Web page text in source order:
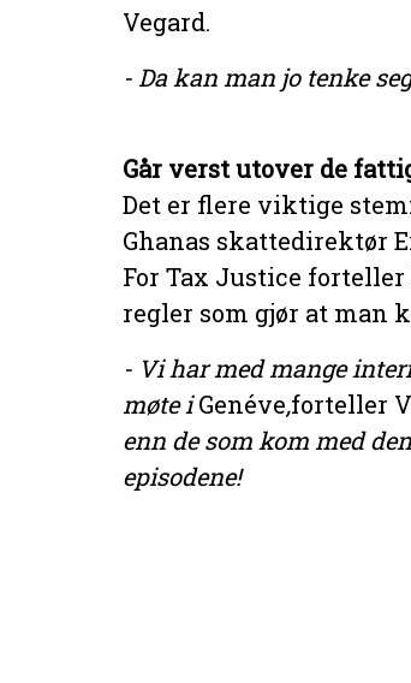
Vegard.
- Da kan man jo tenke
Går verst utover de
Det er flere viktige
Ghanas skattedirektør
For Tax Justice
regler som gjør at man
- Vi har med mange
møte iGenéve,forteller
enn de som kom med
episodene!